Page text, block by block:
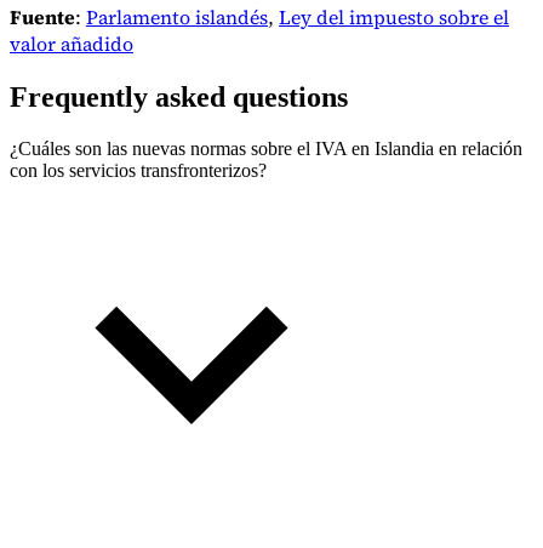
Fuente: Parlamento islandés, Ley del impuesto sobre el
valor añadido
Frequently asked questions
¿Cuáles son las nuevas normas sobre el IVA en Islandia en relación
con los servicios transfronterizos?